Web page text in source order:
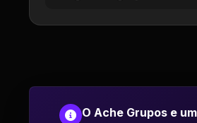
O Ache Grupos e